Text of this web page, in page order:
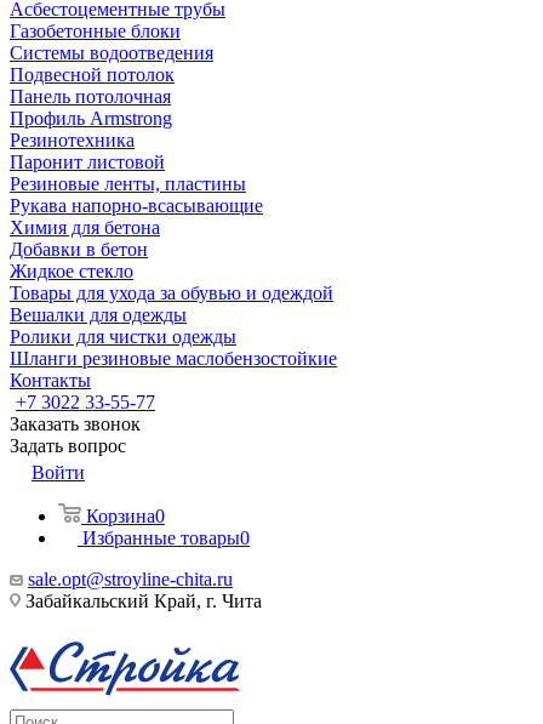
Асбестоцементные трубы
Газобетонные блоки
Системы водоотведения
Подвесной потолок
Панель потолочная
Профиль Armstrong
Резинотехника
Паронит листовой
Резиновые ленты, пластины
Рукава напорно-всасывающие
Химия для бетона
Добавки в бетон
Жидкое стекло
Товары для ухода за обувью и одеждой
Вешалки для одежды
Ролики для чистки одежды
Шланги резиновые маслобензостойкие
Контакты
+7 3022 33-55-77
Заказать звонок
Задать вопрос
Войти
Корзина0
Избранные товары0
sale.opt@stroyline-chita.ru
Забайкальский Край, г. Чита